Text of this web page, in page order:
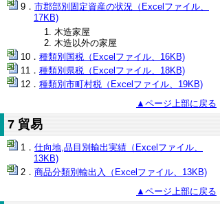
市郡部別固定資産の状況（Excelファイル、
17KB)
木造家屋
木造以外の家屋
種類別国税（Excelファイル、16KB)
種類別県税（Excelファイル、18KB)
種類別市町村税（Excelファイル、19KB)
▲ページ上部に戻る
7 貿易
仕向地,品目別輸出実績（Excelファイル、
13KB)
商品分類別輸出入（Excelファイル、13KB)
▲ページ上部に戻る